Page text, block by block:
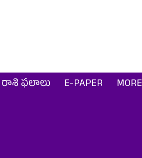
రాశి ఫలాలు E-PAPER MORE